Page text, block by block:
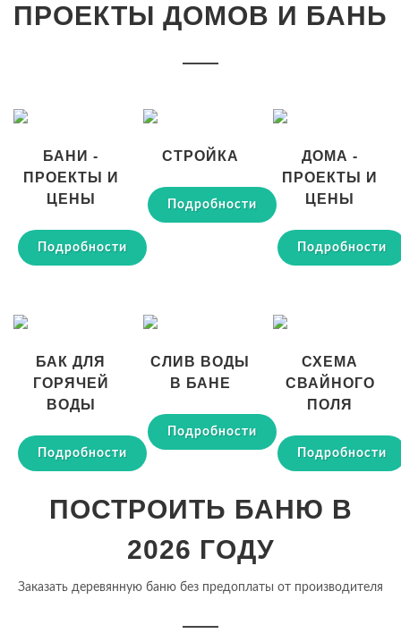
ПРОЕКТЫ ДОМОВ И БАНЬ
БАНИ -
ПРОЕКТЫ И
ЦЕНЫ
Подробности
СТРОЙКА
Подробности
ДОМА -
ПРОЕКТЫ И
ЦЕНЫ
Подробности
БАК ДЛЯ
ГОРЯЧЕЙ
ВОДЫ
Подробности
СЛИВ ВОДЫ
В БАНЕ
Подробности
СХЕМА
СВАЙНОГО
ПОЛЯ
Подробности
ПОСТРОИТЬ БАНЮ В
2026 ГОДУ
Заказать деревянную баню без предоплаты от производителя